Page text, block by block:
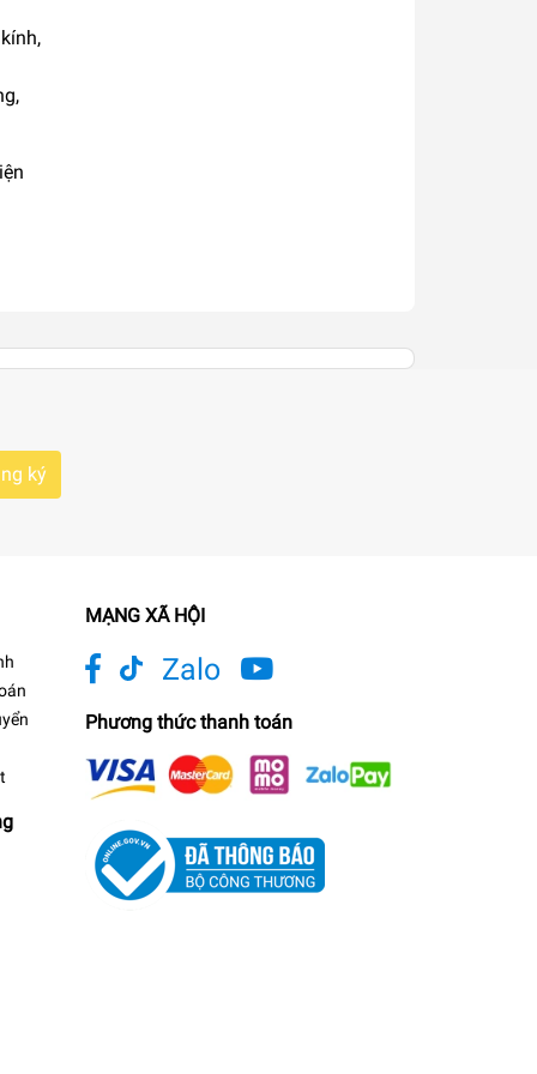
ký
MẠNG XÃ HỘI
Zalo
Phương thức thanh toán